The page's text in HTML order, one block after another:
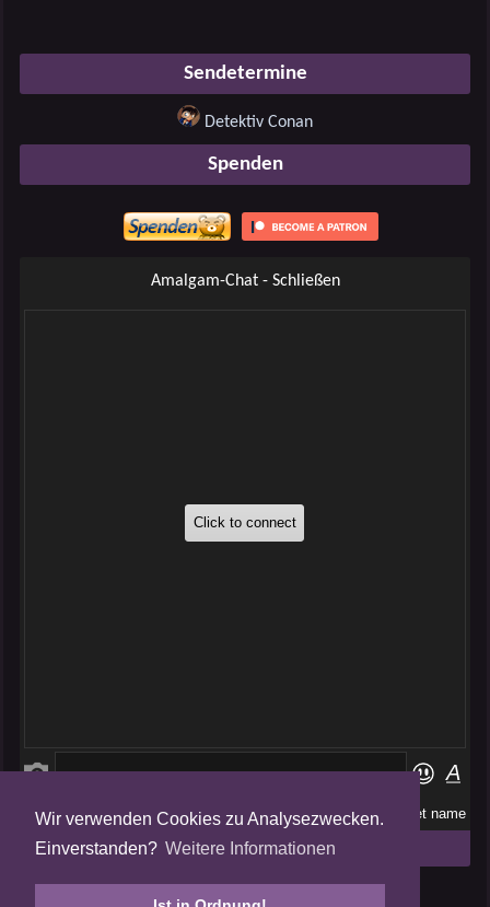
Wir verwenden Cookies zu Analysezwecken.
Einverstanden? Weitere Informationen
Sendetermine
Detektiv Conan
Spenden
Amalgam-Chat - Schließen
Folge uns auf
Tweets by AmalgamFansubs